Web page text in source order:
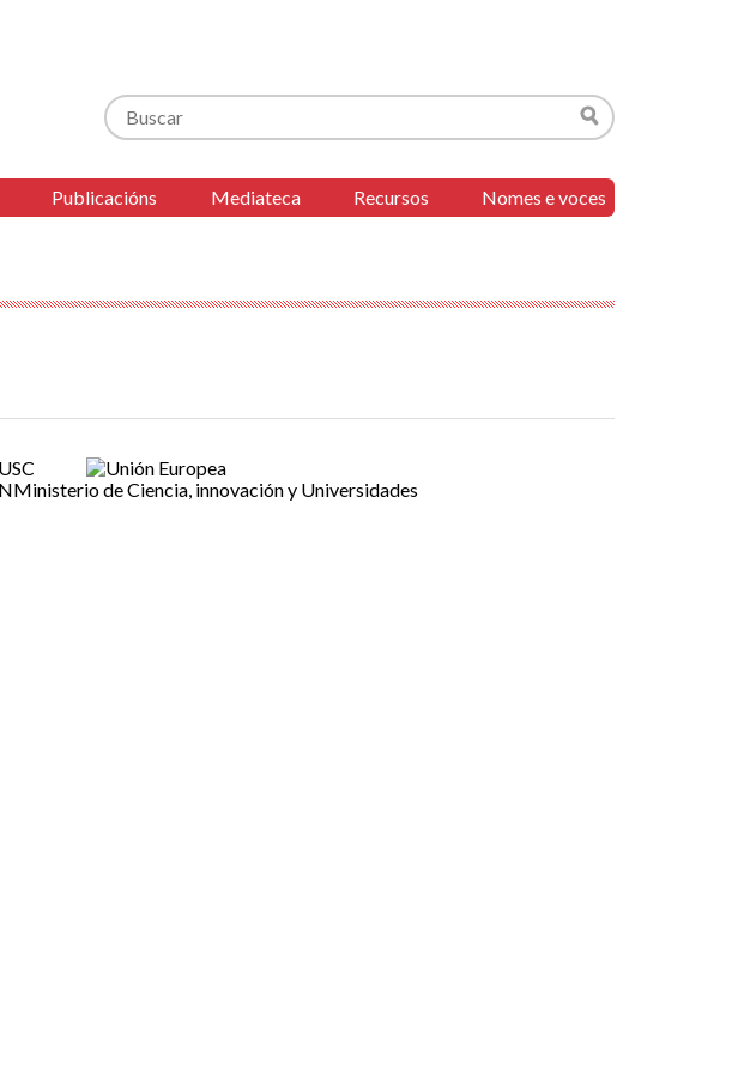
Buscar
Buscar
Publicacións Mediateca Recursos Nomes e voces